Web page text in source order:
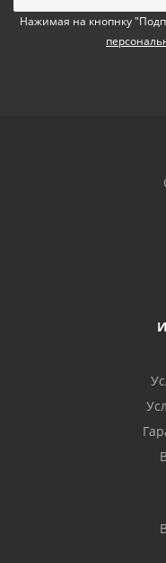
Нажимая на кнопнку